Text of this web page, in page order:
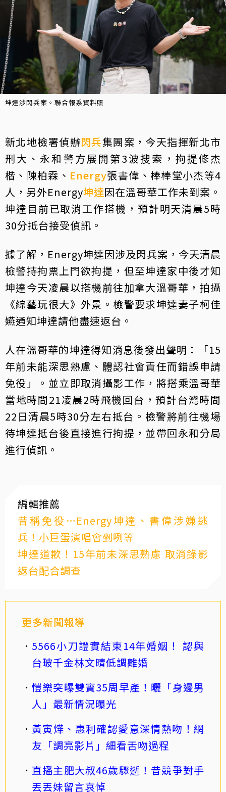
坤達涉閃兵案。聯合報系資料照
新北地檢署偵辦閃兵集團案，今天指揮新北市
刑大、永和警方展開第3波搜索，拘提修杰
楷、陳柏霖、 Energy張書偉、棒棒堂小杰等4
人，另外Energy坤達因在溫哥華工作未到案。
坤達目前已取消工作搭機，預計明天清晨5時
30分抵台接受偵訊。
據了解，Energy坤達因涉及閃兵案，今天清晨
檢警持拘票上門欲拘提，但至坤達家中後才知
坤達今天凌晨以搭機前往加拿大溫哥華，拍攝
《綜藝玩很大》外景。檢警要求坤達妻子柯佳
嬿通知坤達請他盡速返台。
人在溫哥華的坤達得知消息後發出聲明：「15
年前未能深思熟慮、體認社會責任而錯誤申請
免役」。並立即取消攝影工作，將搭乘溫哥華
當地時間21凌晨2時飛機回台，預計台灣時間
22日清晨5時30分左右抵台。檢警將前往機場
待坤達抵台後直接進行拘提，並帶回永和分局
進行偵訊。
編輯推薦
昔稱免役…Energy坤達、書偉涉嫌逃
兵！小巨蛋演唱會剉咧等
坤達道歉！15年前未深思熟慮 取消錄影
返台配合調查
更多新聞報導
5566小刀證實結束14年婚姻！ 認與
台玻千金林文晴低調離婚
愷樂突曝雙寶35周早產！曬「身邊男
人」最新情況曝光
黃寅燁、惠利確認愛意深情熱吻！網
友「調亮影片」細看舌吻過程
直播主肥大叔46歲驟逝！昔競爭對手
丟丟妹留言哀悼